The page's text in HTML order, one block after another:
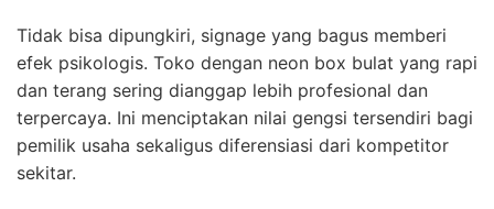
Tidak bisa dipungkiri, signage yang bagus memberi
efek psikologis. Toko dengan neon box bulat yang rapi
dan terang sering dianggap lebih profesional dan
terpercaya. Ini menciptakan nilai gengsi tersendiri bagi
pemilik usaha sekaligus diferensiasi dari kompetitor
sekitar.